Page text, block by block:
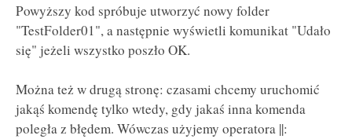
Powyższy kod spróbuje utworzyć nowy folder
"TestFolder01", a następnie wyświetli komunikat "Udało
się" jeżeli wszystko poszło OK.
Można też w drugą stronę: czasami chcemy uruchomić
jakąś komendę tylko wtedy, gdy jakaś inna komenda
poległa z błędem. Wówczas użyjemy operatora ||: